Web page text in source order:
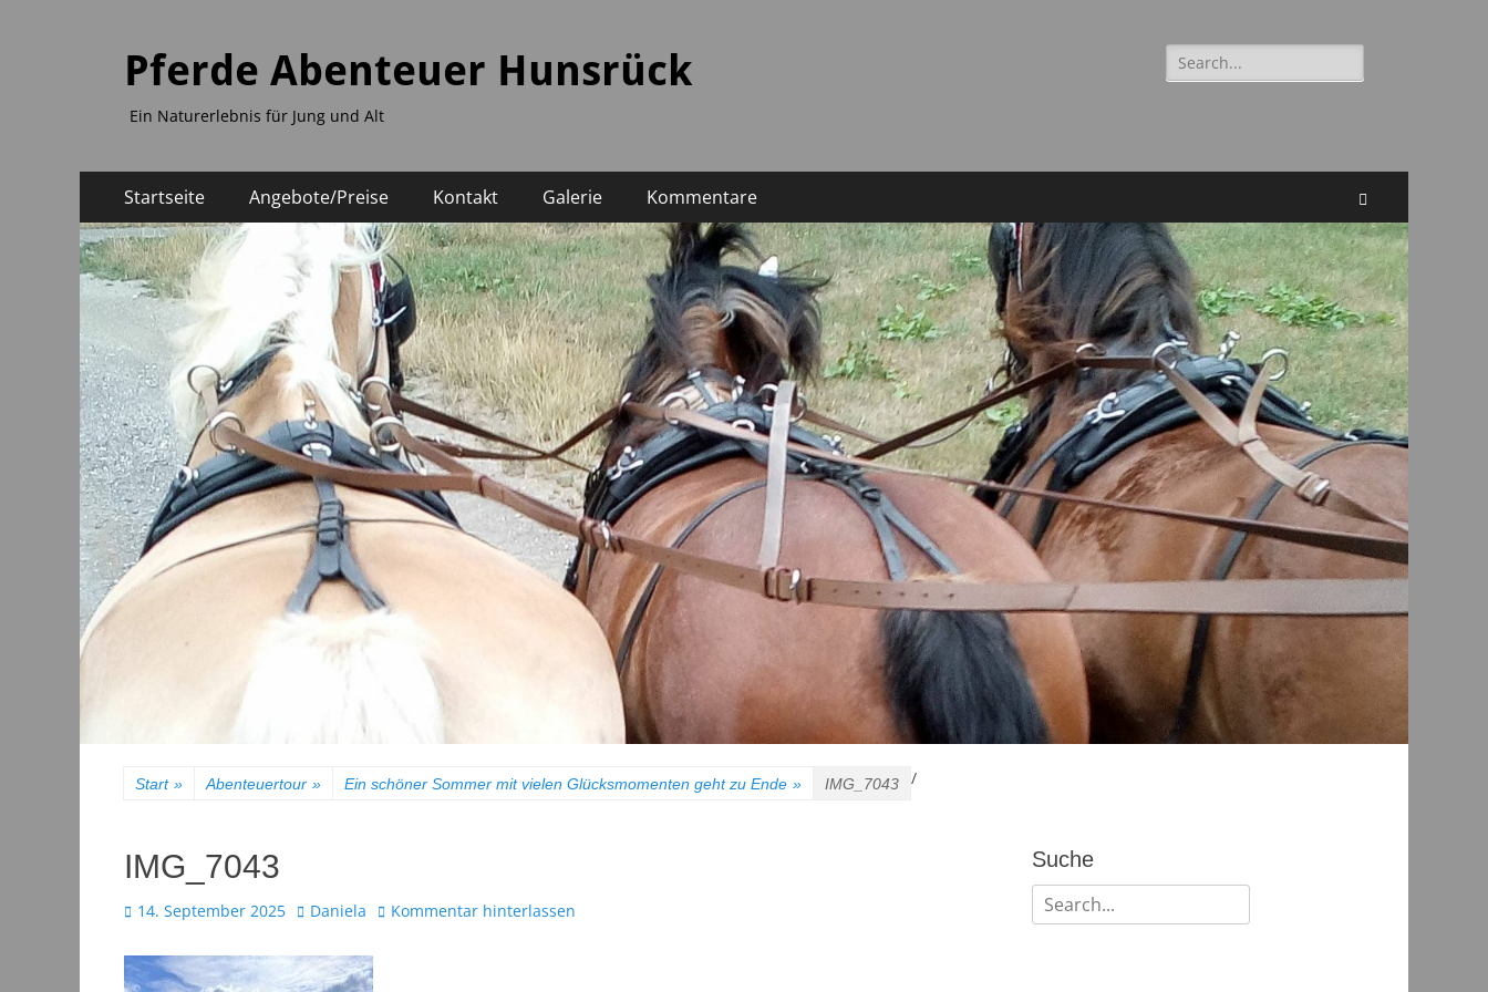
Pferde Abenteuer Hunsrück
Ein Naturerlebnis für Jung und Alt
Suchen
nach:
Primäres
Menü
Inhalt
springen
Startseite Angebote/Preise Kontakt Galerie Kommentare
Start » Abenteuertour » /
Ein schöner Sommer mit vielen Glücksmomenten geht zu Ende » IMG_7043
IMG_7043
Veröffentlicht
14. September 2025 Autor
Daniela Kommentar hinterlassen
Suche
Suchen
nach: